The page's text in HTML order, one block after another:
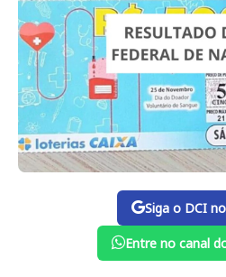
Siga o DCI
Entre no canal